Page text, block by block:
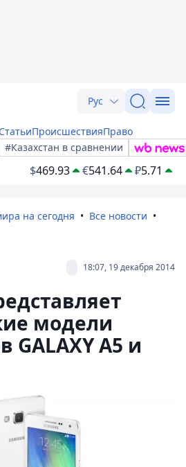
Рус
СтатьиПроисшествияПраво
#Казахстан в сравнении
$469.93 €541.64 ₽5.71
на сегодня
Все новости
18:07, 19 декабря 2014
модели
GALAXY A5 и